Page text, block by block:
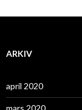
ARKIV
april 2020